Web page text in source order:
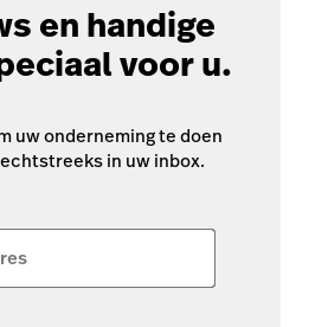
en handige
voor u.
uw onderneming te doen
in uw inbox.